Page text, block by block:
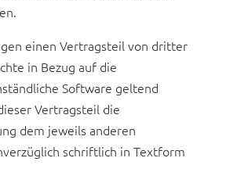
einen Vertragsteil von dritter
in Bezug auf die
Software geltend
Vertragsteil die
dem jeweils anderen
schriftlich in Textform